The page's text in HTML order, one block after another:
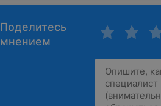
Поделитесь
мнением